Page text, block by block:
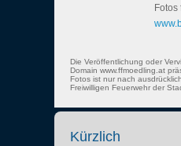
Die Veröffentlichung oder
Domain www.ffmoedling.at
Fotos ist nur nach
Freiwilligen Feuerwehr der
Kürzlich